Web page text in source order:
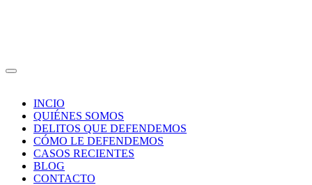
INCIO
QUIÉNES SOMOS
DELITOS QUE DEFENDEMOS
CÓMO LE DEFENDEMOS
CASOS RECIENTES
BLOG
CONTACTO